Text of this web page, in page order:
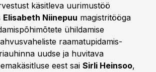
käsitleva uurimustöö
Elisabeth Niinepuu magistritööga
ühildamise
raamatupidamis-
uudse ja huvitava
eest sai Sirli Heinsoo,